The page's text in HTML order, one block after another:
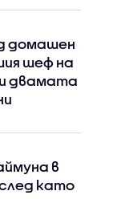
домашен
шеф на
двамата
в
като